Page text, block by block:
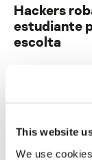
This website
We use
Hackers
estudiante
escolta